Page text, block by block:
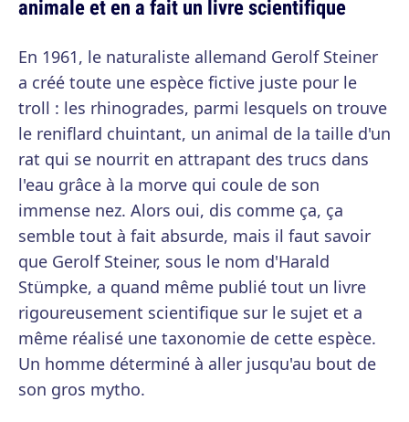
animale et en a fait un livre scientifique
En 1961, le naturaliste allemand Gerolf Steiner
a créé toute une espèce fictive juste pour le
troll : les rhinogrades, parmi lesquels on trouve
le reniflard chuintant, un animal de la taille d'un
rat qui se nourrit en attrapant des trucs dans
l'eau grâce à la morve qui coule de son
immense nez. Alors oui, dis comme ça, ça
semble tout à fait absurde, mais il faut savoir
que Gerolf Steiner, sous le nom d'Harald
Stümpke, a quand même publié tout un livre
rigoureusement scientifique sur le sujet et a
même réalisé une taxonomie de cette espèce.
Un homme déterminé à aller jusqu'au bout de
son gros mytho.